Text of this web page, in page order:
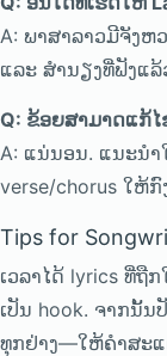
A: ພາສາລາວມີຈັງຫ
ແລະ ສຳນຽງທີ່ຟັງແລ້
Q: ຂ້ອຍສາມາດແກ້ໄ
A: ແນ່ນອນ. ແນະນຳ
verse/chorus ໃຫ້ກົ
Tips for
ເວລາໄດ້ lyrics ທີ່ຖື
ເປັນ hook. ຈາກນັ້ນ
ທຸກຢ່າງ—ໃຫ້ຄຳສະແ